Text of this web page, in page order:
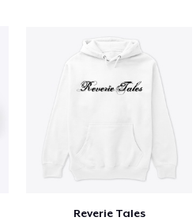
Reverie Tales